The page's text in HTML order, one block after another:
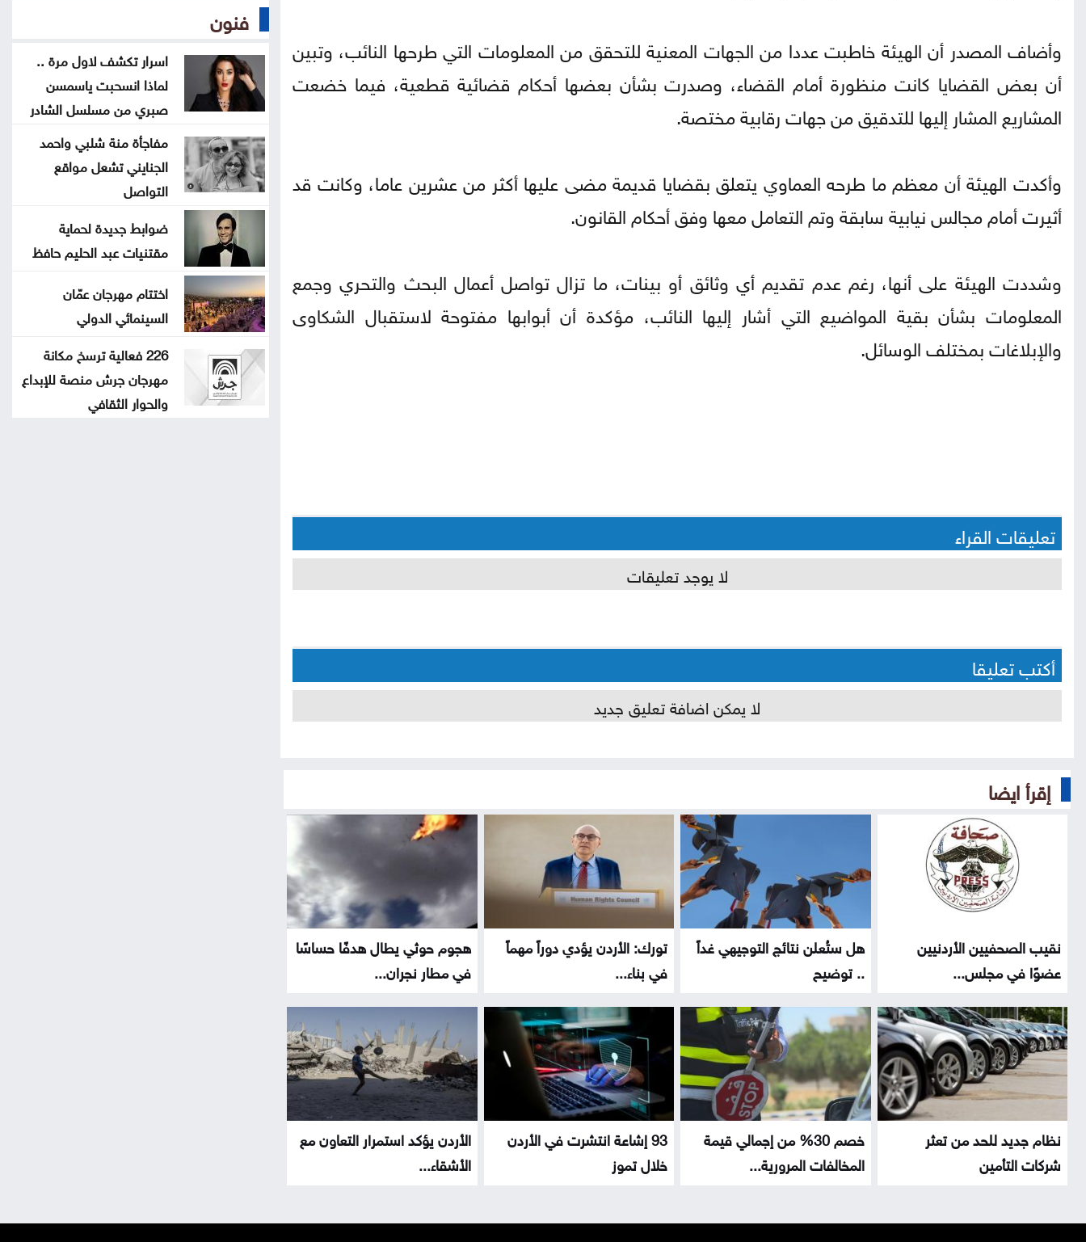
وأضاف المصدر أن الهيئة خاطبت عددا من الجهات المعنية للتحقق من المعلومات التي طرحها النائب، وتبين
أن بعض القضايا كانت منظورة أمام القضاء، وصدرت بشأن بعضها أحكام قضائية قطعية، فيما خضعت
المشاريع المشار إليها للتدقيق من جهات رقابية مختصة.
وأكدت الهيئة أن معظم ما طرحه العماوي يتعلق بقضايا قديمة مضى عليها أكثر من عشرين عاما، وكانت قد
أثيرت أمام مجالس نيابية سابقة وتم التعامل معها وفق أحكام القانون.
وشددت الهيئة على أنها، رغم عدم تقديم أي وثائق أو بينات، ما تزال تواصل أعمال البحث والتحري وجمع
المعلومات بشأن بقية المواضيع التي أشار إليها النائب، مؤكدة أن أبوابها مفتوحة لاستقبال الشكاوى
والإبلاغات بمختلف الوسائل.
تعليقات القراء
لا يوجد تعليقات
أكتب تعليقا
لا يمكن اضافة تعليق جديد
إقرأ ايضا
نقيب الصحفيين الأردنيين
عضوًا في مجلس...
هل ستُعلن نتائج التوجيهي غداً
.. توضيح
تورك: الأردن يؤدي دوراً مهماً
في بناء...
هجوم حوثي يطال هدفًا حساسًا
في مطار نجران...
نظام جديد للحد من تعثر
شركات التأمين
خصم 30% من إجمالي قيمة
المخالفات المرورية...
93 إشاعة انتشرت في الأردن
خلال تموز
الأردن يؤكد استمرار التعاون مع
الأشقاء...
ودورها في بناء السردية الأردنية الأحد
فنون
اسرار تكشف لاول مرة ..
لماذا انسحبت ياسمسن
صبري من مسلسل الشادر
مفاجأة منة شلبي واحمد
الجنايني تشعل مواقع
التواصل
ضوابط جديدة لحماية
مقتنيات عبد الحليم حافظ
اختتام مهرجان عمّان
السينمائي الدولي
226 فعالية ترسخ مكانة
مهرجان جرش منصة للإبداع
والحوار الثقافي